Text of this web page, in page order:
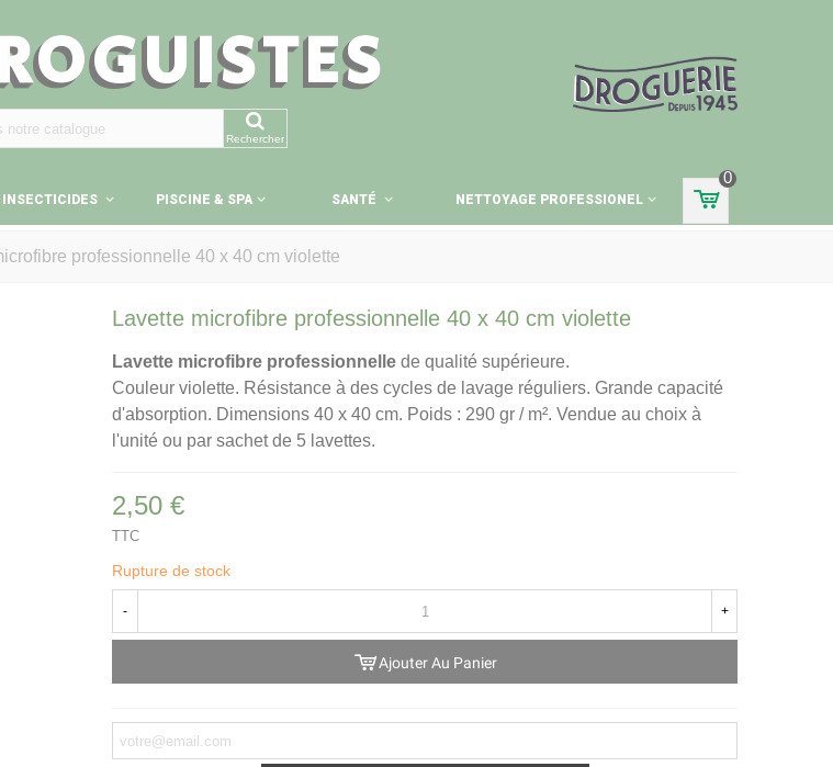
Rechercher
INSECTICIDES PISCINE & SPA SANTÉ NETTOYAGE PROFESSIONEL
0
professionnelle 40 x 40 cm violette
Lavette microfibre professionnelle 40 x 40 cm violette
Lavette microfibre professionnelle de qualité supérieure.
Couleur violette. Résistance à des cycles de lavage réguliers. Grande capacité
d'absorption. Dimensions 40 x 40 cm. Poids : 290 gr / m². Vendue au choix à
l'unité ou par sachet de 5 lavettes.
2,50 €
TTC
Rupture de stock
- +
Ajouter Au Panier